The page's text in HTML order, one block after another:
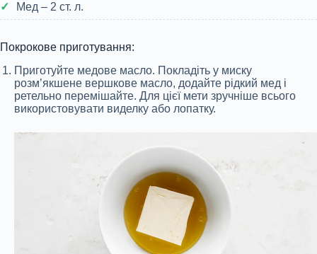
Мед – 2 ст. л.
Покрокове приготування:
Приготуйте медове масло. Покладіть у миску
розм’якшене вершкове масло, додайте рідкий мед і
ретельно перемішайте. Для цієї мети зручніше всього
використовувати виделку або лопатку.